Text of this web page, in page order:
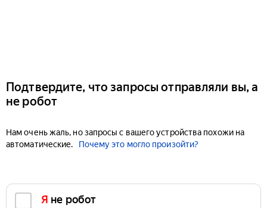
Подтвердите, что запросы отправляли вы, а
не робот
Нам очень жаль, но запросы с вашего устройства похожи на
автоматические.
Почему это могло произойти?
Я не робот